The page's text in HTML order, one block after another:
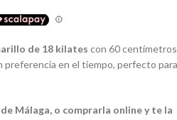
de 18 kilates con 60 centímetros
preferencia en el tiempo, perfecto para
Málaga, o comprarla online y te la